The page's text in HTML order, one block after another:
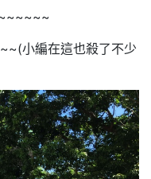
小編在這也殺了不少